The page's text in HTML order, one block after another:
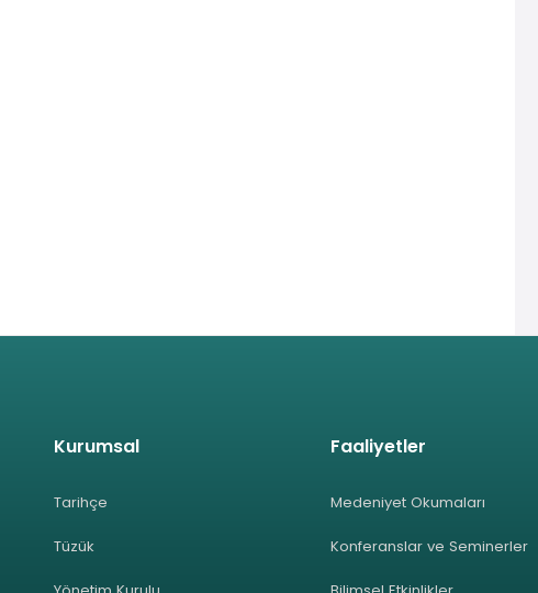
Kurumsal
Tarihçe
Tüzük
Faaliyetler
Medeniyet Okumaları
Konferanslar ve Seminerler